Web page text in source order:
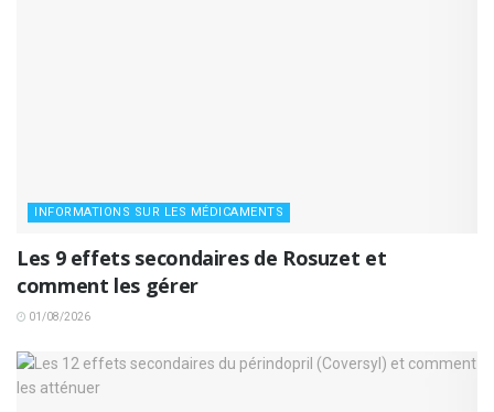
INFORMATIONS SUR LES MÉDICAMENTS
Les 9 effets secondaires de Rosuzet et
comment les gérer
01/08/2026